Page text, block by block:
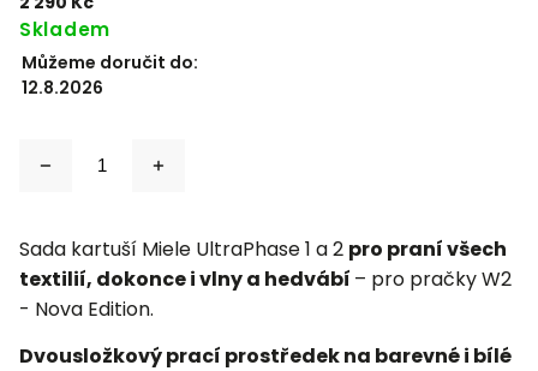
Skladem
Můžeme doručit do:
12.8.2026
Sada kartuší Miele UltraPhase 1 a 2 pro praní všech
textilií, dokonce i vlny a hedvábí – pro pračky W2
- Nova Edition.
Dvousložkový prací prostředek na barevné i bílé